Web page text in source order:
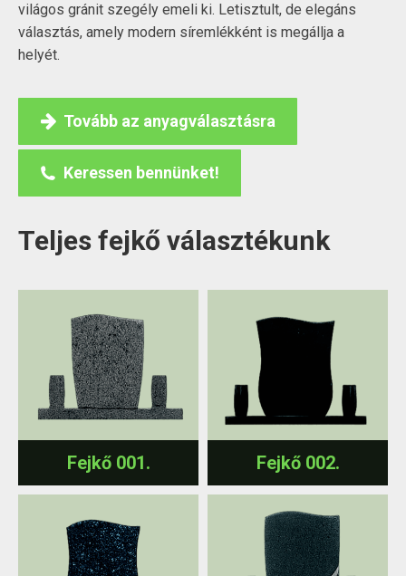
világos gránit szegély emeli ki. Letisztult, de elegáns
választás, amely modern síremlékként is megállja a
helyét.
Tovább az anyagválasztásra
Keressen bennünket!
Teljes fejkő választékunk
Fejkő 001. Fejkő 002.